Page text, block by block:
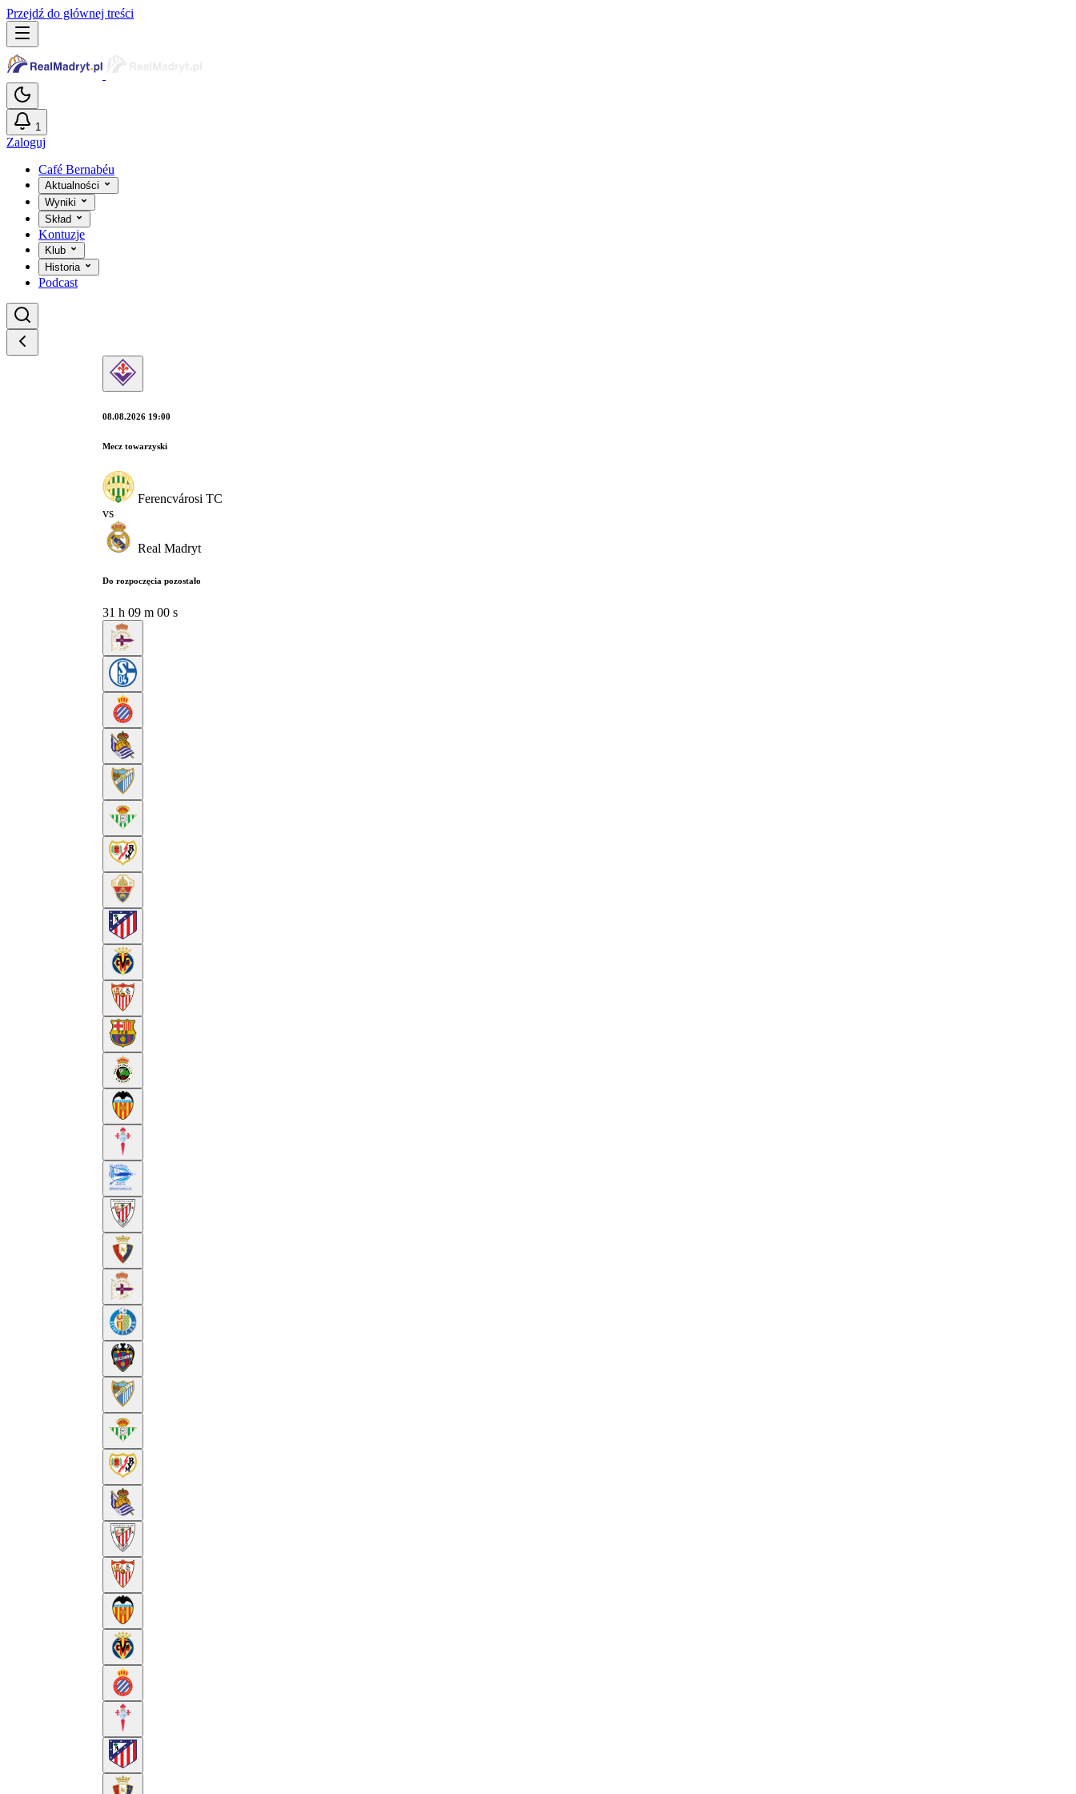
Przejdź do głównej treści
1
Zaloguj
Café Bernabéu
Aktualności
Wyniki
Skład
Kontuzje
Klub
Historia
Podcast
08.08.2026 19:00
Mecz towarzyski
Ferencvárosi TC
vs
Real Madryt
Do rozpoczęcia pozostało
31 h 08 m 59 s